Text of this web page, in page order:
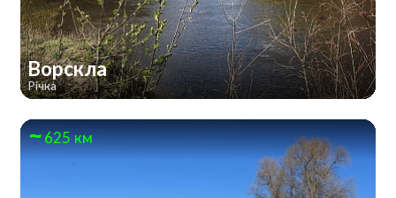
Ворскла
Річка
625 км